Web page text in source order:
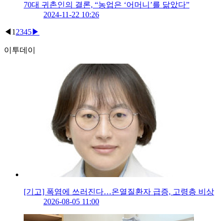
70대 귀촌인의 결론, “농업은 ‘어머니’를 닮았다”
2024-11-22 10:26
◀ 1 2345▶
이투데이
[기고] 폭염에 쓰러진다…온열질환자 급증, 고령층 비상
2026-08-05 11:00